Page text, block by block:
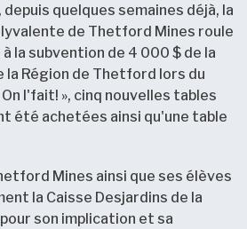
quelques semaines déjà, la
de Thetford Mines roule
la subvention de 4 000 $ de la
la Région de Thetford lors du
l'fait! », cinq nouvelles tables
été achetées ainsi qu'une table
Mines ainsi que ses élèves
la Caisse Desjardins de la
son implication et sa